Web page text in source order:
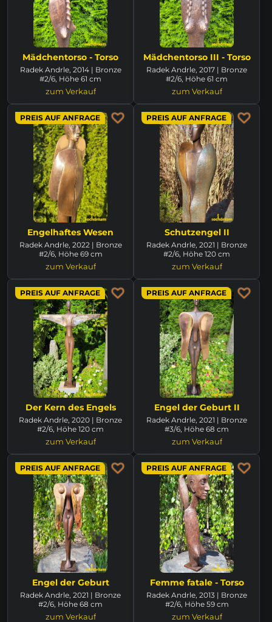
Mädchentorso - Torso
Radek Andrle, 2014 | Bronze
#2/6, Höhe 61 cm
zum Verkauf
Mädchentorso III - Torso
Radek Andrle, 2017 | Bronze
#2/6, Höhe 61 cm
zum Verkauf
PREIS AUF ANFRAGE
Engelhaftes Wesen
Radek Andrle, 2022 | Bronze
#2/6, Höhe 69 cm
zum Verkauf
PREIS AUF ANFRAGE
Schutzengel II
Radek Andrle, 2021 | Bronze
#2/6, Höhe 120 cm
zum Verkauf
PREIS AUF ANFRAGE
Der Kern des Engels
Radek Andrle, 2020 | Bronze
#2/6, Höhe 120 cm
zum Verkauf
PREIS AUF ANFRAGE
Engel der Geburt II
Radek Andrle, 2021 | Bronze
#3/6, Höhe 68 cm
zum Verkauf
PREIS AUF ANFRAGE
Engel der Geburt
Radek Andrle, 2021 | Bronze
#2/6, Höhe 68 cm
zum Verkauf
PREIS AUF ANFRAGE
Femme fatale - Torso
Radek Andrle, 2013 | Bronze
#2/6, Höhe 59 cm
zum Verkauf